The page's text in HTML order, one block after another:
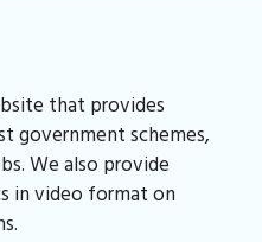
that provides
government schemes,
We also provide
in video format on